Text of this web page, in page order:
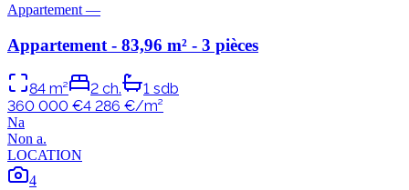
Appartement —
Appartement - 83,96 m² - 3 pièces
84 m² 2 ch. 1 sdb
360 000 €4 286 €/m²
Na
Non a.
LOCATION
4